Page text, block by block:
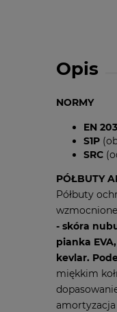
Opis
NORMY
EN
S1P
SRC
PÓŁBUTY
Półbuty
- skóra
pianka
kevlar.
miękkim